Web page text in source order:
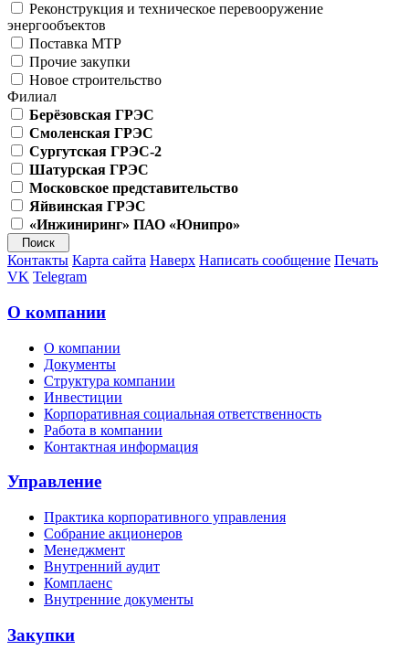
Реконструкция и техническое перевооружение
энергообъектов
Поставка МТР
Прочие закупки
Новое строительство
Филиал
Берёзовская ГРЭС
Смоленская ГРЭС
Сургутская ГРЭС-2
Шатурская ГРЭС
Московское представительство
Яйвинская ГРЭС
«Инжиниринг» ПАО «Юнипро»
Контакты Карта сайта Наверх Написать сообщение Печать
VK Telegram
О компании
О компании
Документы
Структура компании
Инвестиции
Корпоративная социальная ответственность
Работа в компании
Контактная информация
Управление
Практика корпоративного управления
Собрание акционеров
Менеджмент
Внутренний аудит
Комплаенс
Внутренние документы
Закупки